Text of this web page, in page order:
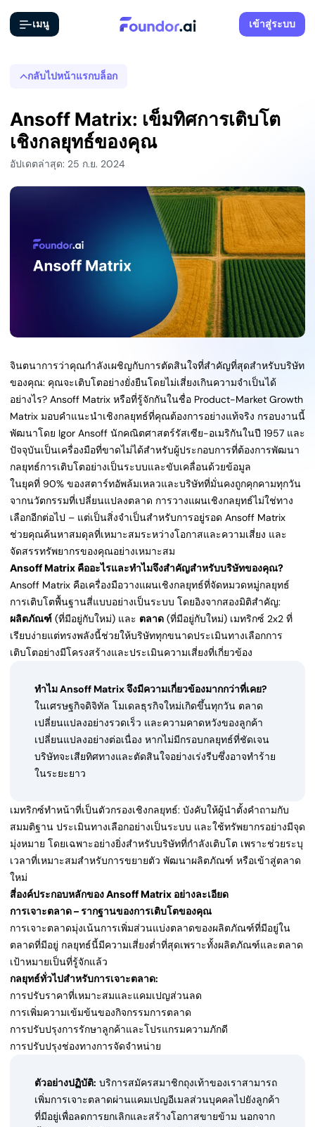
เมนู เข้าสู่ระบบ
กลับไปหน้าแรกบล็อก
Ansoff Matrix: เข็มทิศการเติบโต
เชิงกลยุทธ์ของคุณ
อัปเดตล่าสุด: 25 ก.ย. 2024
จินตนาการว่าคุณกำลังเผชิญกับการตัดสินใจที่สำคัญที่สุดสำหรับบริษัท
ของคุณ: คุณจะเติบโตอย่างยั่งยืนโดยไม่เสี่ยงเกินความจำเป็นได้
อย่างไร? Ansoff Matrix หรือที่รู้จักกันในชื่อ Product-Market Growth
Matrix มอบคำแนะนำเชิงกลยุทธ์ที่คุณต้องการอย่างแท้จริง กรอบงานนี้
พัฒนาโดย Igor Ansoff นักคณิตศาสตร์รัสเซีย-อเมริกันในปี 1957 และ
ปัจจุบันเป็นเครื่องมือที่ขาดไม่ได้สำหรับผู้ประกอบการที่ต้องการพัฒนา
กลยุทธ์การเติบโตอย่างเป็นระบบและขับเคลื่อนด้วยข้อมูล
ในยุคที่ 90% ของสตาร์ทอัพล้มเหลวและบริษัทที่มั่นคงถูกคุกคามทุกวัน
จากนวัตกรรมที่เปลี่ยนแปลงตลาด การวางแผนเชิงกลยุทธ์ไม่ใช่ทาง
เลือกอีกต่อไป – แต่เป็นสิ่งจำเป็นสำหรับการอยู่รอด Ansoff Matrix
ช่วยคุณค้นหาสมดุลที่เหมาะสมระหว่างโอกาสและความเสี่ยง และ
จัดสรรทรัพยากรของคุณอย่างเหมาะสม
Ansoff Matrix คืออะไรและทำไมจึงสำคัญสำหรับบริษัทของคุณ?
Ansoff Matrix คือเครื่องมือวางแผนเชิงกลยุทธ์ที่จัดหมวดหมู่กลยุทธ์
การเติบโตพื้นฐานสี่แบบอย่างเป็นระบบ โดยอิงจากสองมิติสำคัญ:
ผลิตภัณฑ์ (ที่มีอยู่กับใหม่) และ ตลาด (ที่มีอยู่กับใหม่) เมทริกซ์ 2x2 ที่
เรียบง่ายแต่ทรงพลังนี้ช่วยให้บริษัททุกขนาดประเมินทางเลือกการ
เติบโตอย่างมีโครงสร้างและประเมินความเสี่ยงที่เกี่ยวข้อง
ทำไม Ansoff Matrix จึงมีความเกี่ยวข้องมากกว่าที่เคย?
ในเศรษฐกิจดิจิทัล โมเดลธุรกิจใหม่เกิดขึ้นทุกวัน ตลาด
เปลี่ยนแปลงอย่างรวดเร็ว และความคาดหวังของลูกค้า
เปลี่ยนแปลงอย่างต่อเนื่อง หากไม่มีกรอบกลยุทธ์ที่ชัดเจน
บริษัทจะเสียทิศทางและตัดสินใจอย่างเร่งรีบซึ่งอาจทำร้าย
ในระยะยาว
เมทริกซ์ทำหน้าที่เป็นตัวกรองเชิงกลยุทธ์: บังคับให้ผู้นำตั้งคำถามกับ
สมมติฐาน ประเมินทางเลือกอย่างเป็นระบบ และใช้ทรัพยากรอย่างมีจุด
มุ่งหมาย โดยเฉพาะอย่างยิ่งสำหรับบริษัทที่กำลังเติบโต เพราะช่วยระบุ
เวลาที่เหมาะสมสำหรับการขยายตัว พัฒนาผลิตภัณฑ์ หรือเข้าสู่ตลาด
ใหม่
สี่องค์ประกอบหลักของ Ansoff Matrix อย่างละเอียด
การเจาะตลาด – รากฐานของการเติบโตของคุณ
การเจาะตลาดมุ่งเน้นการเพิ่มส่วนแบ่งตลาดของผลิตภัณฑ์ที่มีอยู่ใน
ตลาดที่มีอยู่ กลยุทธ์นี้มีความเสี่ยงต่ำที่สุดเพราะทั้งผลิตภัณฑ์และตลาด
เป้าหมายเป็นที่รู้จักแล้ว
กลยุทธ์ทั่วไปสำหรับการเจาะตลาด:
การปรับราคาที่เหมาะสมและแคมเปญส่วนลด
การเพิ่มความเข้มข้นของกิจกรรมการตลาด
การปรับปรุงการรักษาลูกค้าและโปรแกรมความภักดี
การปรับปรุงช่องทางการจัดจำหน่าย
ตัวอย่างปฏิบัติ: บริการสมัครสมาชิกถุงเท้าของเราสามารถ
เพิ่มการเจาะตลาดผ่านแคมเปญอีเมลส่วนบุคคลไปยังลูกค้า
ที่มีอยู่เพื่อลดการยกเลิกและสร้างโอกาสขายข้าม นอกจาก